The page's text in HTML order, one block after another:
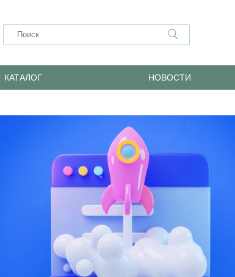
КАТАЛОГ НОВОСТИ
Каталог минивэнов► Mercury
МИНИВЭНЫ MERCURY (МЕРКУРИ)